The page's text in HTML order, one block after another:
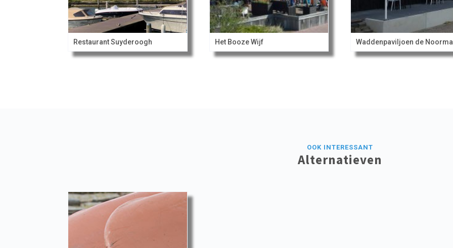
Restaurant Suyderoogh Het Booze Wijf Waddenpaviljoen de
OOK INTERESSANT
Alternatieven